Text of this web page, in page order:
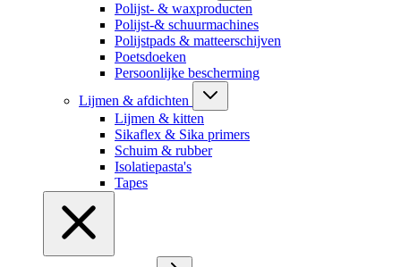
Polijst- & waxproducten
Polijst-& schuurmachines
Polijstpads & matteerschijven
Poetsdoeken
Persoonlijke bescherming
Lijmen & afdichten
Lijmen & kitten
Sikaflex & Sika primers
Schuim & rubber
Isolatiepasta's
Tapes